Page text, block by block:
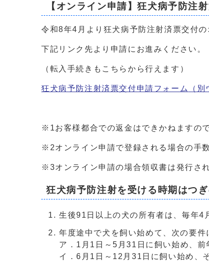
【オンライン申請】狂犬病予防注
令和8年4月より狂犬病予防注射済票交付
下記リンク先より申請にお進みください。
（転入手続きもこちらから行えます）
狂犬病予防注射済票交付申請フォーム （
※1お客様都合での返金はできかねますの
※2オンライン申請で登録される場合の手
※3オンライン申請の場合領収書は発行さ
狂犬病予防注射を受ける時期はつ
生後91日以上の犬の所有者は、毎年4
年度途中で犬を飼い始めて、次の要
ア．1月1日～5月31日に飼い始め、
イ．6月1日～12月31日に飼い始め、